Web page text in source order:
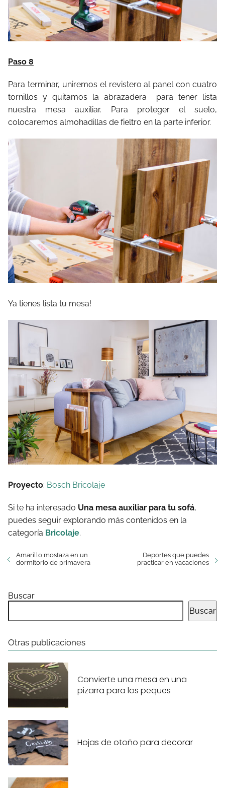
Paso 8
Para terminar, uniremos el revistero al panel con cuatro
tornillos y quitamos la abrazadera para tener lista
nuestra mesa auxiliar. Para proteger el suelo,
colocaremos almohadillas de fieltro en la parte inferior.
Ya tienes lista tu mesa!
Proyecto: Bosch Bricolaje
Si te ha interesado Una mesa auxiliar para tu sofá,
puedes seguir explorando más contenidos en la
categoría Bricolaje.
Amarillo mostaza en un
dormitorio de primavera
Deportes que puedes
practicar en vacaciones
Buscar
Buscar
Otras publicaciones
Convierte una mesa en una
pizarra para los peques
Hojas de otoño para decorar